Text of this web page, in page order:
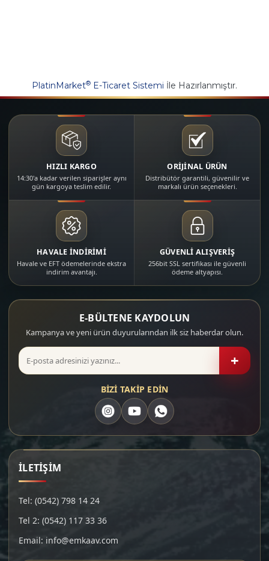
PlatinMarket® E-Ticaret Sistemi İle Hazırlanmıştır.
HIZLI KARGO
14:30'a kadar verilen siparişler aynı
gün kargoya teslim edilir.
ORİJİNAL ÜRÜN
Distribütör garantili, güvenilir ve
markalı ürün seçenekleri.
HAVALE İNDİRİMİ
Havale ve EFT ödemelerinde ekstra
indirim avantajı.
GÜVENLİ ALIŞVERİŞ
256bit SSL sertifikası ile güvenli
ödeme altyapısı.
E-BÜLTENE KAYDOLUN
Kampanya ve yeni ürün duyurularından ilk siz haberdar olun.
+
BİZİ TAKİP EDİN
İLETİŞİM
Tel: (0542) 798 14 24
Tel 2: (0542) 117 33 36
Email: info@emkaav.com